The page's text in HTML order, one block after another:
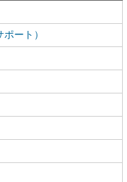
ート）